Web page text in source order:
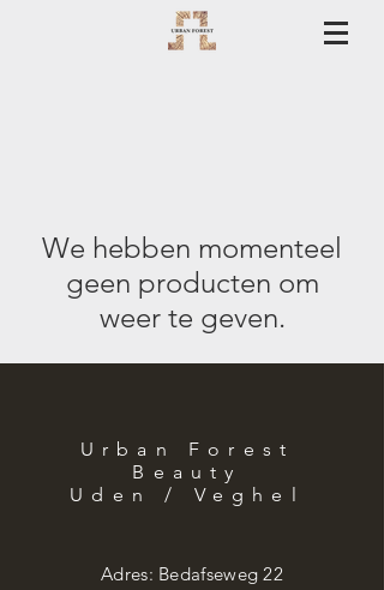
We hebben momenteel
geen producten om
weer te geven.
Urban Forest
Beauty
Uden / Veghel
Adres: Bedafseweg 22